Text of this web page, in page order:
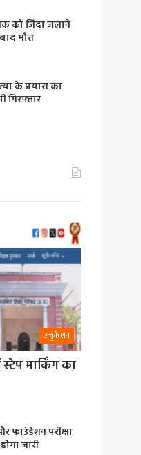
को जिंदा जलाने
मौत
के प्रयास का
गिरफ्तार
एजुकेशन
मार्किंग का
फाउंडेशन परीक्षा
जारी